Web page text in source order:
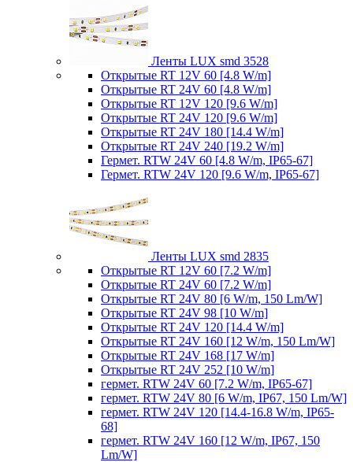
Ленты LUX smd 3528
Открытые RT 12V 60 [4.8 W/m]
Открытые RT 24V 60 [4.8 W/m]
Открытые RT 12V 120 [9.6 W/m]
Открытые RT 24V 120 [9.6 W/m]
Открытые RT 24V 180 [14.4 W/m]
Открытые RT 24V 240 [19.2 W/m]
Гермет. RTW 24V 60 [4.8 W/m, IP65-67]
Гермет. RTW 24V 120 [9.6 W/m, IP65-67]
Ленты LUX smd 2835
Открытые RT 12V 60 [7.2 W/m]
Открытые RT 24V 60 [7.2 W/m]
Открытые RT 24V 80 [6 W/m, 150 Lm/W]
Открытые RT 24V 98 [10 W/m]
Открытые RT 24V 120 [14.4 W/m]
Открытые RT 24V 160 [12 W/m, 150 Lm/W]
Открытые RT 24V 168 [17 W/m]
Открытые RT 24V 252 [10 W/m]
гермет. RTW 24V 60 [7.2 W/m, IP65-67]
гермет. RTW 24V 80 [6 W/m, IP67, 150 Lm/W]
гермет. RTW 24V 120 [14.4-16.8 W/m, IP65-
68]
гермет. RTW 24V 160 [12 W/m, IP67, 150
Lm/W]